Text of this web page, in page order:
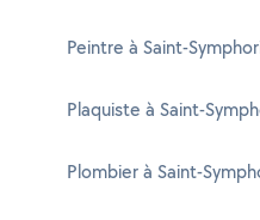
Peintre à Saint-
Plaquiste à Saint-
Plombier à Saint-